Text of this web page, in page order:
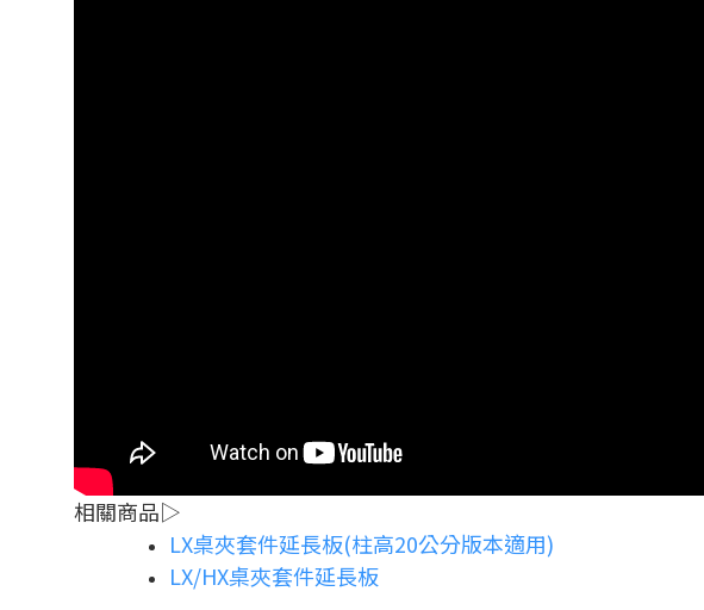
相關商品▷
LX桌夾套件延長板(柱高20公分版本適用)
LX/HX桌夾套件延長板